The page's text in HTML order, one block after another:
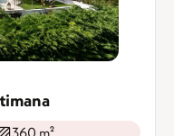
360 m²